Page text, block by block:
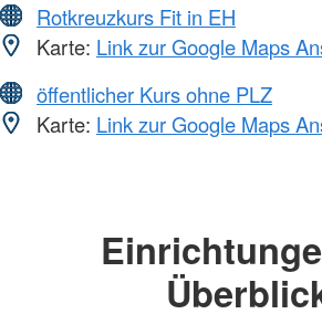
Rotkreuzkurs Fit in EH
Karte: Link zur Google Maps
öffentlicher Kurs ohne PLZ
Karte: Link zur Google Maps